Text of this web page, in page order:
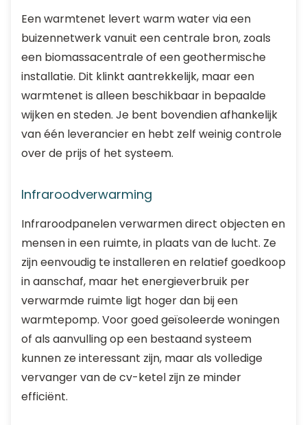
Een warmtenet levert warm water via een
buizennetwerk vanuit een centrale bron, zoals
een biomassacentrale of een geothermische
installatie. Dit klinkt aantrekkelijk, maar een
warmtenet is alleen beschikbaar in bepaalde
wijken en steden. Je bent bovendien afhankelijk
van één leverancier en hebt zelf weinig controle
over de prijs of het systeem.
Infraroodverwarming
Infraroodpanelen verwarmen direct objecten en
mensen in een ruimte, in plaats van de lucht. Ze
zijn eenvoudig te installeren en relatief goedkoop
in aanschaf, maar het energieverbruik per
verwarmde ruimte ligt hoger dan bij een
warmtepomp. Voor goed geïsoleerde woningen
of als aanvulling op een bestaand systeem
kunnen ze interessant zijn, maar als volledige
vervanger van de cv-ketel zijn ze minder
efficiënt.